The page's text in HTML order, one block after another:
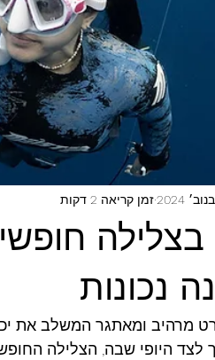
בצלילה
נכונות
זמן קריאה 2 דקות
מרהיב ומאתגר המשלב את
היופי שבה, הצלילה